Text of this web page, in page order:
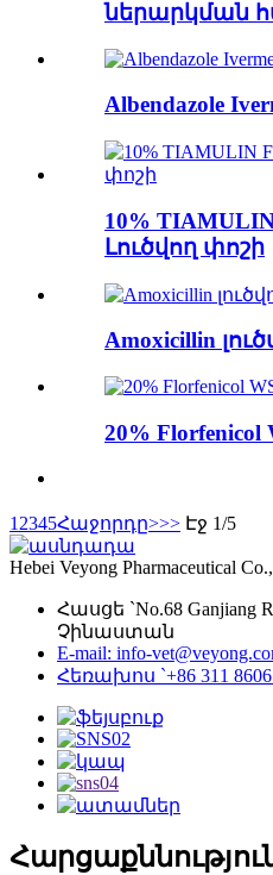
ներարկման
Albendazole
10%
Լուծվող փոշի
Amoxicillin
20% Florfenicol
1 2345Հաջորդը>>> Էջ 1/5
Hebei Veyong Pharmaceutical
Հասցե `No.68 Ganjiang
Չինաստան
E-mail: info-
Հեռախոս `+86 311